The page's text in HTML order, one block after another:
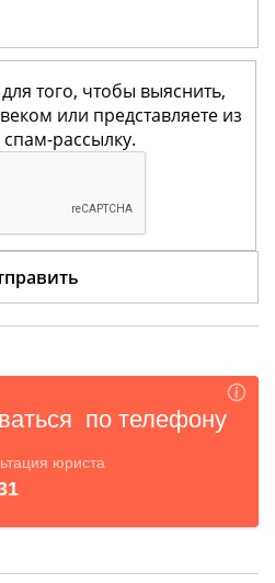
того, чтобы выяснить,
или представляете из
рассылку.